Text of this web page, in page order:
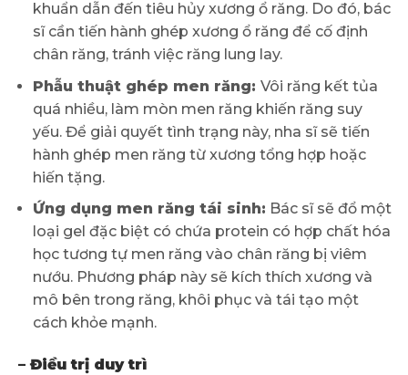
khuẩn dẫn đến tiêu hủy xương ổ răng. Do đó, bác
sĩ cần tiến hành ghép xương ổ răng để cố định
chân răng, tránh việc răng lung lay.
Phẫu thuật ghép men răng: Vôi răng kết tủa
quá nhiều, làm mòn men răng khiến răng suy
yếu. Để giải quyết tình trạng này, nha sĩ sẽ tiến
hành ghép men răng từ xương tổng hợp hoặc
hiến tặng.
Ứng dụng men răng tái sinh: Bác sĩ sẽ đổ một
loại gel đặc biệt có chứa protein có hợp chất hóa
học tương tự men răng vào chân răng bị viêm
nướu. Phương pháp này sẽ kích thích xương và
mô bên trong răng, khôi phục và tái tạo một
cách khỏe mạnh.
– Điều trị duy trì